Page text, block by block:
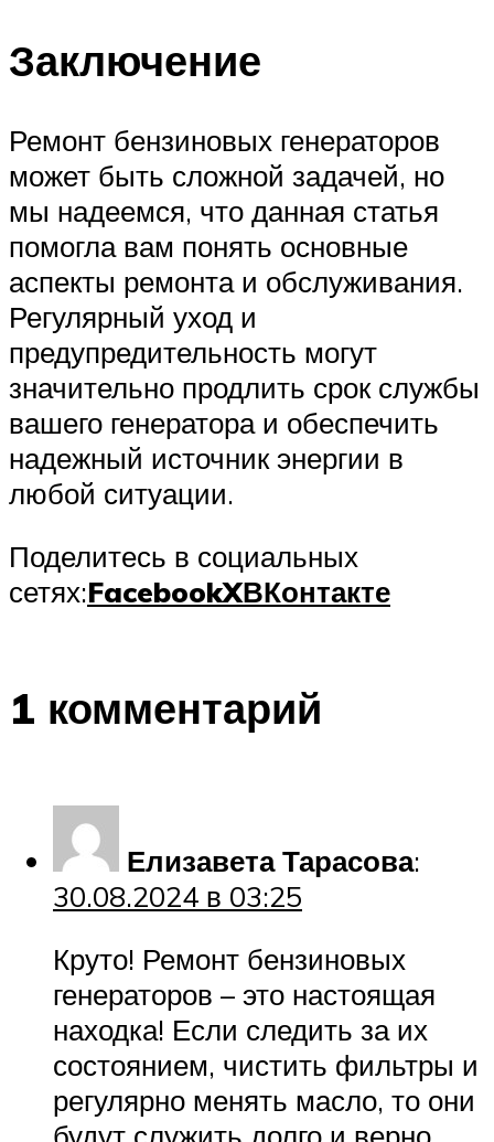
Заключение
Ремонт бензиновых генераторов
может быть сложной задачей, но
мы надеемся, что данная статья
помогла вам понять основные
аспекты ремонта и обслуживания.
Регулярный уход и
предупредительность могут
значительно продлить срок службы
вашего генератора и обеспечить
надежный источник энергии в
любой ситуации.
Поделитесь в социальных
сетях:FacebookXВКонтакте
1 комментарий
Елизавета Тарасова:
30.08.2024 в 03:25
Круто! Ремонт бензиновых
генераторов – это настоящая
находка! Если следить за их
состоянием, чистить фильтры и
регулярно менять масло, то они